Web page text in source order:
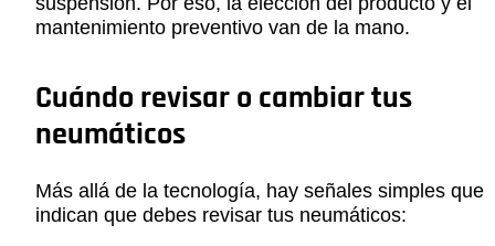
mantenimiento preventivo van de la mano.
Cuándo revisar o cambiar tus
neumáticos
Más allá de la tecnología, hay señales simples que
indican que debes revisar tus neumáticos: